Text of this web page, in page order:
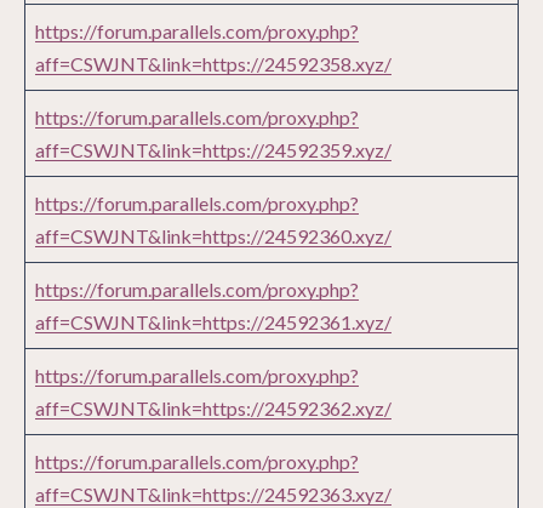
https://forum.parallels.com/proxy.php?
aff=CSWJNT&link=https://24592358.xyz/
https://forum.parallels.com/proxy.php?
aff=CSWJNT&link=https://24592359.xyz/
https://forum.parallels.com/proxy.php?
aff=CSWJNT&link=https://24592360.xyz/
https://forum.parallels.com/proxy.php?
aff=CSWJNT&link=https://24592361.xyz/
https://forum.parallels.com/proxy.php?
aff=CSWJNT&link=https://24592362.xyz/
https://forum.parallels.com/proxy.php?
aff=CSWJNT&link=https://24592363.xyz/